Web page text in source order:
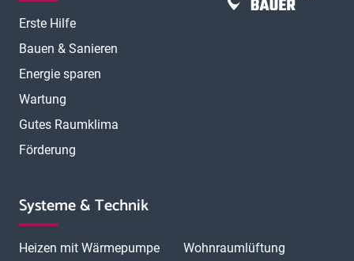
Erste Hilfe
Bauen & Sanieren
Energie sparen
Wartung
Gutes Raumklima
Förderung
Systeme & Technik
Heizen mit Wärmepumpe
Wohnraumlüftung